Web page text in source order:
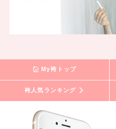
My袴トップ
袴人気ランキング